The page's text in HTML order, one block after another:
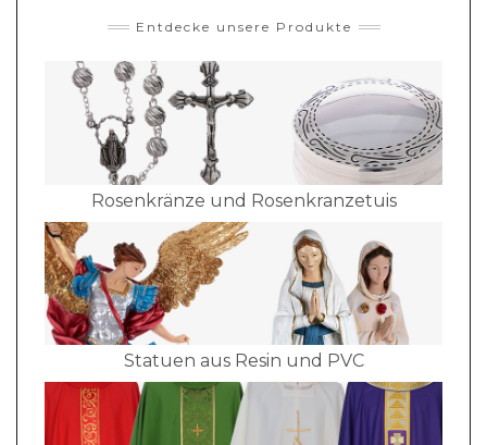
Entdecke unsere Produkte
Rosenkränze und Rosenkranzetuis
Statuen aus Resin und PVC